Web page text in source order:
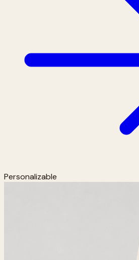
Personalizable